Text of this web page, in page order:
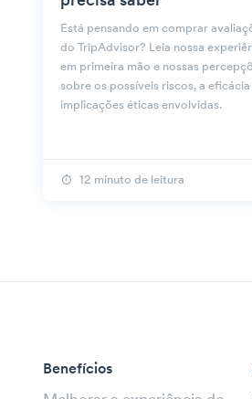
Está pensando em comprar
do TripAdvisor? Leia nossa
em primeira mão e nossas
sobre os possíveis riscos, a eficácia
implicações éticas envolvidas.
12 minuto de leitura
Benefícios